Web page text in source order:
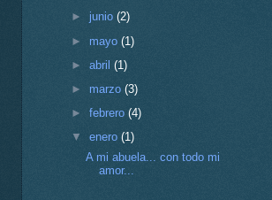
► junio(2)
► mayo(1)
►abril(1)
► marzo(3)
►febrero(4)
▼enero(1)
A mi abuela... con todo mi
amor...